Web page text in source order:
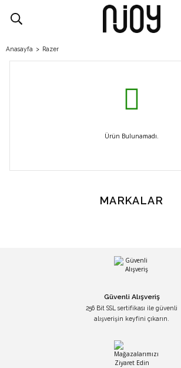
Anasayfa Razer
Ürün Bulunamadı.
MARKALAR
Güvenli Alışveriş
256 Bit SSL sertifikası ile güvenli
alışverişin keyfini çıkarın.